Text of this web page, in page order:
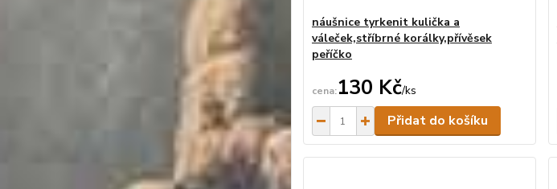
náušnice tyrkenit kulička a
váleček,stříbrné korálky,přívěsek
peříčko
130 Kč/ks
Přidat do košíku